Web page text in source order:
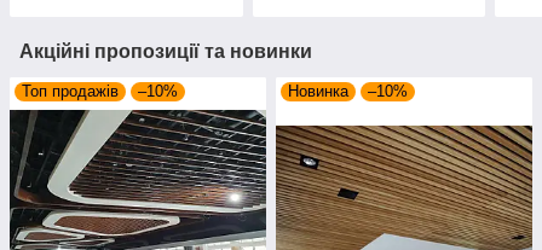
Акційні пропозиції та новинки
Топ продажів –10% Новинка –10%